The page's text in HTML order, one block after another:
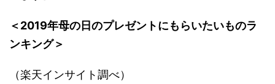
＜2019年母の日のプレゼントにもらいたいものラ
ンキング＞
（楽天インサイト調べ）